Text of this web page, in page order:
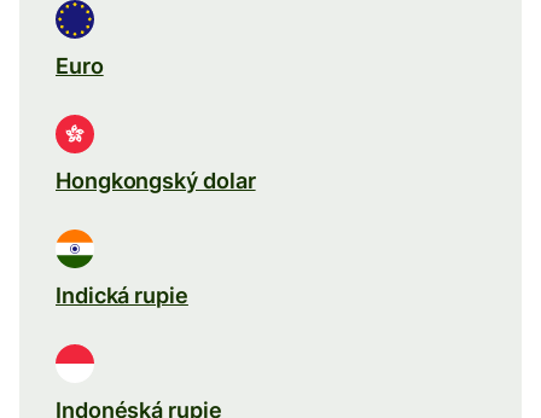
Euro
Hongkongský dolar
Indická rupie
Indonéská rupie